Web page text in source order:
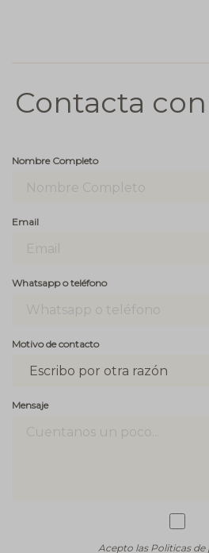
Contacta
Nombre Completo
Email
Whatsapp o teléfono
Motivo de contacto
Mensaje
Acepto las Politicas de